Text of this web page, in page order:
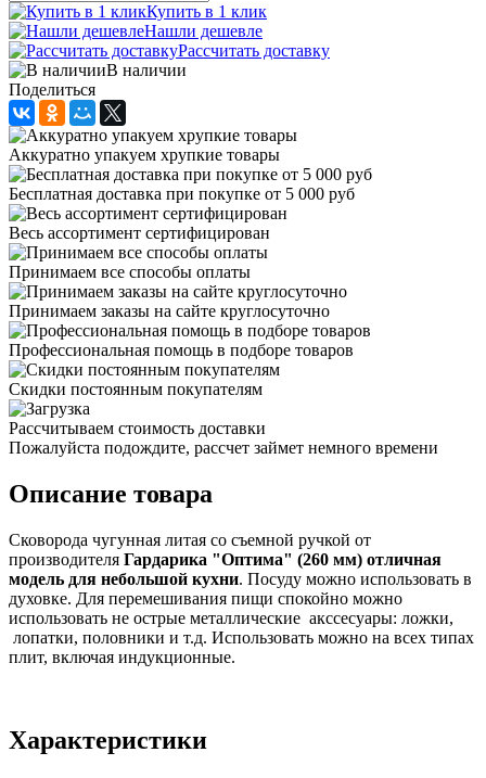
Купить в 1 клик
Нашли дешевле
Рассчитать доставку
В наличии
Поделиться
Аккуратно упакуем хрупкие товары
Бесплатная доставка при покупке от 5 000 руб
Весь ассортимент сертифицирован
Принимаем все способы оплаты
Принимаем заказы на сайте круглосуточно
Профессиональная помощь в подборе товаров
Скидки постоянным покупателям
Рассчитываем стоимость доставки
Пожалуйста подождите, рассчет займет немного времени
Описание товара
Сковорода чугунная литая со съемной ручкой от
производителя Гардарика "Оптима" (260 мм) отличная
модель для небольшой кухни. Посуду можно использовать в
духовке. Для перемешивания пищи спокойно можно
использовать не острые металлические акссесуары: ложки,
лопатки, половники и т.д. Использовать можно на всех типах
плит, включая индукционные.
Характеристики